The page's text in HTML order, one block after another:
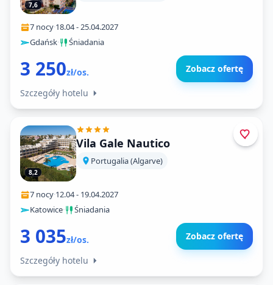
7,6
7 nocy·18.04-25.04.2027
Gdańsk· Śniadania
3 250zł/os. Zobacz ofertę
Szczegóły hotelu
8,2
Vila Gale Nautico
Portugalia (Algarve)
7 nocy·12.04- 19.04.2027
Katowice· Śniadania
3 035zł/os. Zobacz ofertę
Szczegóły hotelu